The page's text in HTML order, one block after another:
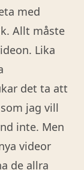
med
Allt måste
Lika
det ta att
jag vill
inte. Men
videor
de allra